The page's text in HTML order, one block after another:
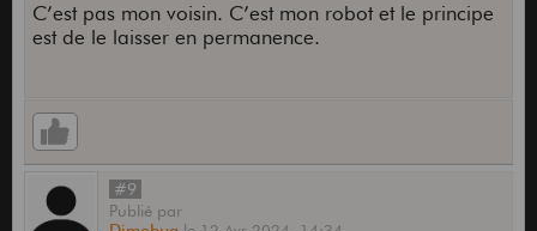
C’est pas mon voisin. C’est mon robot et le principe
est de le laisser en permanence.
#9
Publié par